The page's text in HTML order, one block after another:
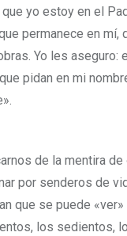
yo estoy en el
permanece en mí,
Yo les aseguro:
pidan en mi
de la mentira
por senderos de
que se puede
los sedientos,